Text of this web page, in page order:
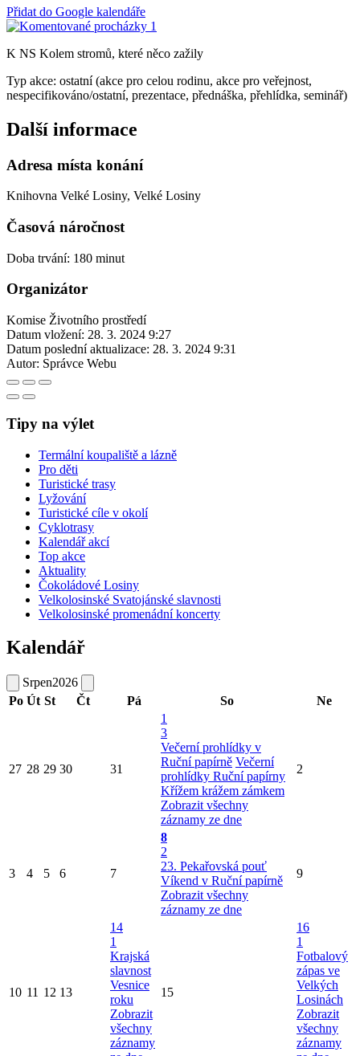
Přidat do Google kalendáře
K NS Kolem stromů, které něco zažily
Typ akce: ostatní (akce pro celou rodinu, akce pro veřejnost,
nespecifikováno/ostatní, prezentace, přednáška, přehlídka, seminář)
Další informace
Adresa místa konání
Knihovna Velké Losiny, Velké Losiny
Časová náročnost
Doba trvání: 180 minut
Organizátor
Komise Životního prostředí
Datum vložení: 28. 3. 2024 9:27
Datum poslední aktualizace: 28. 3. 2024 9:31
Autor: Správce Webu
Tipy na výlet
Termální koupaliště a lázně
Pro děti
Turistické trasy
Lyžování
Turistické cíle v okolí
Cyklotrasy
Kalendář akcí
Top akce
Aktuality
Čokoládové Losiny
Velkolosinské Svatojánské slavnosti
Velkolosinské promenádní koncerty
Kalendář
Srpen2026
Po Út St Čt Pá So Ne
27 28 29 30 31
1
3
Večerní prohlídky v
Ruční papírně Večerní
prohlídky Ruční papírny
Křížem krážem zámkem
Zobrazit všechny
záznamy ze dne
2
3 4 5 6 7
8
2
23. Pekařovská pouť
Víkend v Ruční papírně
Zobrazit všechny
záznamy ze dne
9
10 11 12 13
14
1
Krajská
slavnost
Vesnice
roku
Zobrazit
všechny
záznamy
15
16
1
Fotbalový
zápas ve
Velkých
Losinách
Zobrazit
všechny
záznamy